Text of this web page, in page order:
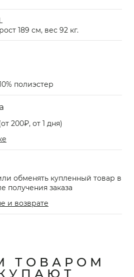
189 см, вес 92 кг.
полиэстер
200₽, от 1 дня)
обменять купленный товар в
получения заказа
и возврате
ТОВАРОМ